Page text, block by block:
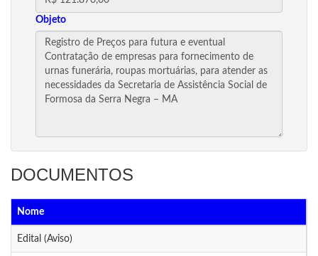
Objeto
DOCUMENTOS
Nome
Edital (Aviso)